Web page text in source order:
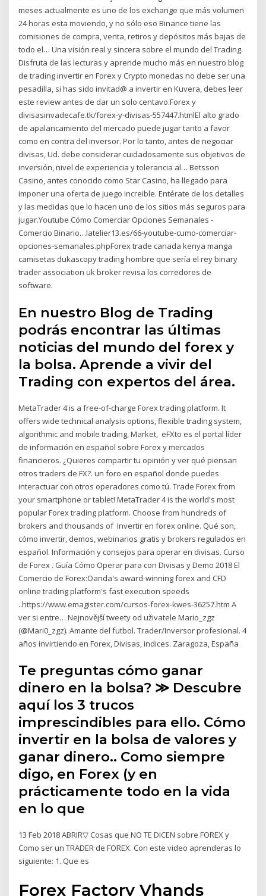
meses actualmente es uno de los exchange que más volumen
24 horas esta moviendo, y no sólo eso Binance tiene las
comisiones de compra, venta, retiros y depósitos más bajas de
todo el… Una visión real y sincera sobre el mundo del Trading.
Disfruta de las lecturas y aprende mucho más en nuestro blog
de trading invertir en Forex y Crypto monedas no debe ser una
pesadilla, si has sido invitad@ a invertir en Kuvera, debes leer
este review antes de dar un solo centavo.Forex y
divisasinvadecafe.tk/forex-y-divisas-557447.htmlEl alto grado
de apalancamiento del mercado puede jugar tanto a favor
como en contra del inversor. Por lo tanto, antes de negociar
divisas, Ud. debe considerar cuidadosamente sus objetivos de
inversión, nivel de experiencia y tolerancia al… Betsson
Casino, antes conocido como Star Casino, ha llegado para
imponer una oferta de juego increible. Entérate de los detalles
y las medidas que lo hacen uno de los sitios más seguros para
jugar.Youtube Cómo Comerciar Opciones Semanales -
Comercio Binario…latelier13.es/66-youtube-cumo-comerciar-
opciones-semanales.phpForex trade canada kenya manga
camisetas dukascopy trading hombre que sería el rey binary
trader association uk broker revisa los corredores de
software.
En nuestro Blog de Trading
podrás encontrar las últimas
noticias del mundo del forex y
la bolsa. Aprende a vivir del
Trading con expertos del área.
MetaTrader 4 is a free-of-charge Forex trading platform. It
offers wide technical analysis options, flexible trading system,
algorithmic and mobile trading, Market, eFXto es el portal líder
de información en español sobre Forex y mercados
financieros. ¿Quieres compartir tu opinión y ver qué piensan
otros traders de FX?. un foro en español donde puedes
interactuar con otros operadores como tú. Trade Forex from
your smartphone or tablet! MetaTrader 4 is the world's most
popular Forex trading platform. Choose from hundreds of
brokers and thousands of Invertir en forex online. Qué son,
cómo invertir, demos, webinarios gratis y brokers regulados en
español. Información y consejos para operar en divisas. Curso
de Forex . Guía Cómo Operar para con Divisas y Demo 2018 El
Comercio de Forex:Oanda's award-winning forex and CFD
online trading platform's fast execution speeds
..https://www.emagister.com/cursos-forex-kwes-36257.htm‎ A
ver si entre… Nejnovější tweety od uživatele Mario_zgz
(@Mari0_zgz). Amante del futbol. Trader/Inversor profesional. 4
años invirtiendo en Forex, Divisas, indices. Zaragoza, España
Te preguntas cómo ganar
dinero en la bolsa? ≫ Descubre
aquí los 3 trucos
imprescindibles para ello. Cómo
invertir en la bolsa de valores y
ganar dinero.. Como siempre
digo, en Forex (y en
prácticamente todo en la vida
en lo que
13 Feb 2018 ABRIR▽ Cosas que NO TE DICEN sobre FOREX y
Como ser un TRADER de FOREX. Con este video aprenderas lo
siguiente: 1. Que es
Forex Factory Vhands